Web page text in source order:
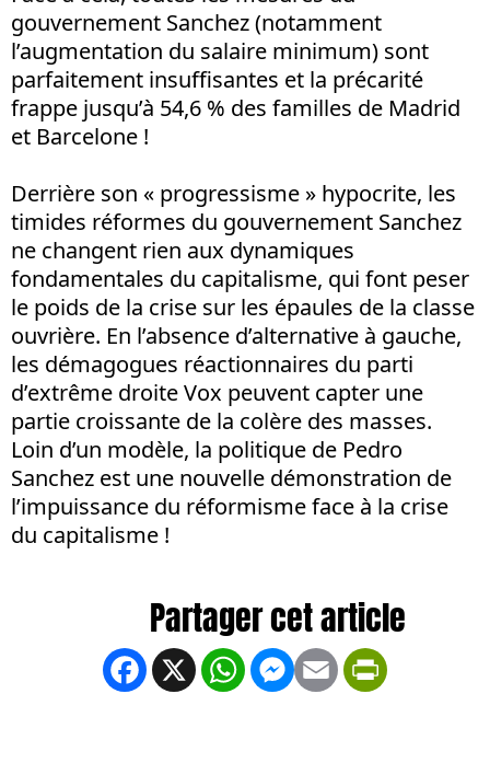
gouvernement Sanchez (notamment
l’augmentation du salaire minimum) sont
parfaitement insuffisantes et la précarité
frappe jusqu’à 54,6 % des familles de Madrid
et Barcelone !
Derrière son « progressisme » hypocrite, les
timides réformes du gouvernement Sanchez
ne changent rien aux dynamiques
fondamentales du capitalisme, qui font peser
le poids de la crise sur les épaules de la classe
ouvrière. En l’absence d’alternative à gauche,
les démagogues réactionnaires du parti
d’extrême droite Vox peuvent capter une
partie croissante de la colère des masses.
Loin d’un modèle, la politique de Pedro
Sanchez est une nouvelle démonstration de
l’impuissance du réformisme face à la crise
du capitalisme !
Facebook
X WhatsApp
Messenger
Email